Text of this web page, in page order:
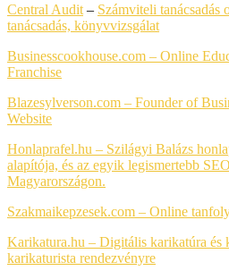
Central Audit – Számviteli tanácsadás
tanácsadás, könyvvizsgálat
Businesscookhouse.com – Online
Franchise
Blazesylverson.com – Founder of
Website
Honlaprafel.hu – Szilágyi Balázs
alapítója, és az egyik legismertebb
Magyarországon.
Szakmaikepzesek.com – Online
Karikatura.hu – Digitális karikatúra és
karikaturista rendezvényre